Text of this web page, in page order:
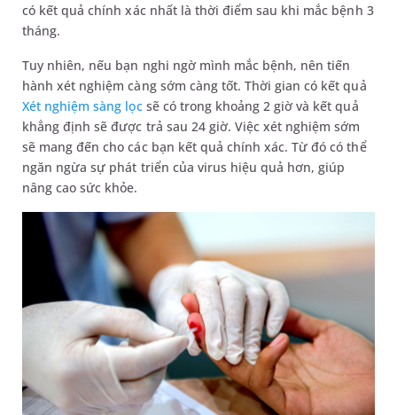
có kết quả chính xác nhất là thời điểm sau khi mắc bệnh 3
tháng.
Tuy nhiên, nếu bạn nghi ngờ mình mắc bệnh, nên tiến
hành xét nghiệm càng sớm càng tốt. Thời gian có kết quả
Xét nghiệm sàng lọcsẽ có trong khoảng 2 giờ và kết quả
khẳng định sẽ được trả sau 24 giờ. Việc xét nghiệm sớm
sẽ mang đến cho các bạn kết quả chính xác. Từ đó có thể
ngăn ngừa sự phát triển của virus hiệu quả hơn, giúp
nâng cao sức khỏe.